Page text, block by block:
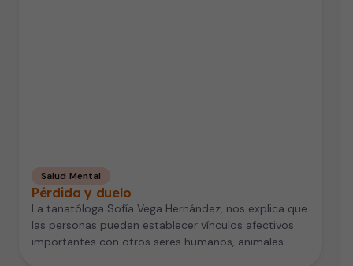
Salud Mental
Pérdida y duelo
La tanatóloga Sofía Vega Hernández, nos explica que
las personas pueden establecer vínculos afectivos
importantes con otros seres humanos, animales…